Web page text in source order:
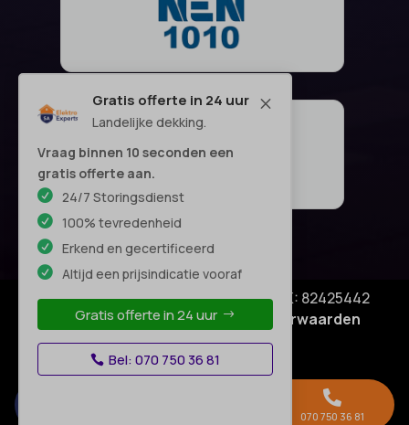
M
Gratis offerte in 24 uur
Landelijke dekking.
Vraag binnen 10 seconden een
gratis offerte aan.
24/7 Storingsdienst
100% tevredenheid
Erkend en gecertificeerd
Altijd een prijsindicatie vooraf
Gratis offerte in 24 uur
Bel: 070 750 36 81
© Copyright SA Elektro Experts - KVK: 82425442
Privacyverklaring|Algemene voorwaarden
Disclaimer–

070 750 36 81